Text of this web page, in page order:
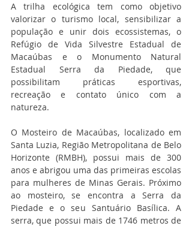
A trilha ecológica tem como objetivo
valorizar o turismo local, sensibilizar a
população e unir dois ecossistemas, o
Refúgio de Vida Silvestre Estadual de
Macaúbas e o Monumento Natural
Estadual Serra da Piedade, que
possibilitam práticas esportivas,
recreação e contato único com a
natureza.
O Mosteiro de Macaúbas, localizado em
Santa Luzia, Região Metropolitana de Belo
Horizonte (RMBH), possui mais de 300
anos e abrigou uma das primeiras escolas
para mulheres de Minas Gerais. Próximo
ao mosteiro, se encontra a Serra da
Piedade e o seu Santuário Basílica. A
serra, que possui mais de 1746 metros de